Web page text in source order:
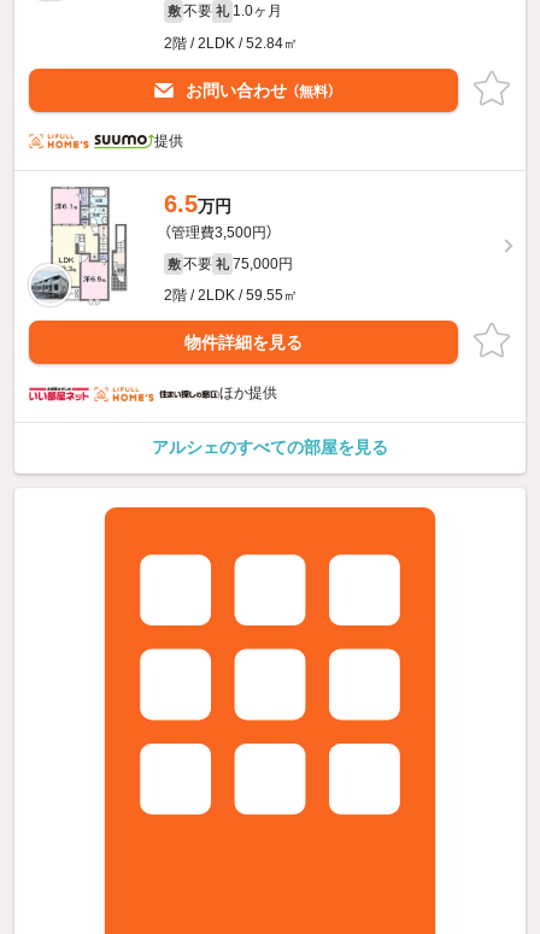
敷 不要 礼 1.0ヶ月
2階 / 2LDK / 52.84㎡
お問い合わせ （無料）
提供
6.5万円
（管理費3,500円）
敷 不要 礼 75,000円
2階 / 2LDK / 59.55㎡
物件詳細を見る
ほか提供
アルシェのすべての部屋を見る